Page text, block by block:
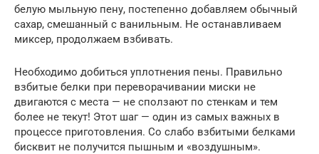
белую мыльную пену, постепенно добавляем обычный
сахар, смешанный с ванильным. Не останавливаем
миксер, продолжаем взбивать.
Необходимо добиться уплотнения пены. Правильно
взбитые белки при переворачивании миски не
двигаются с места — не сползают по стенкам и тем
более не текут! Этот шаг — один из самых важных в
процессе приготовления. Со слабо взбитыми белками
бисквит не получится пышным и «воздушным».